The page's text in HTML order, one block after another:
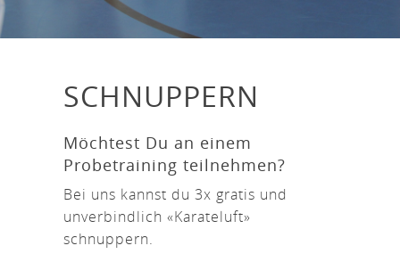
SCHNUPPERN
Möchtest Du an einem
Probetraining teilnehmen?
Bei uns kannst du 3x gratis und
unverbindlich «Karateluft»
schnuppern.